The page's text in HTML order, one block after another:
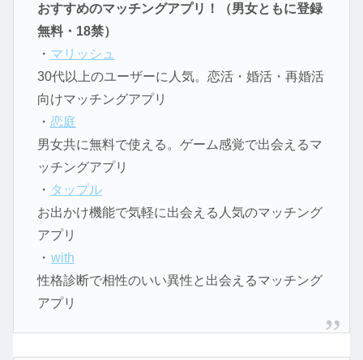
おすすめのマッチングアプリ！（男女ともに登録
無料・18禁）
・ マリッシュ
30代以上のユーザーに人気。恋活・婚活・再婚活
向けマッチングアプリ
・ 恋庭
男女共に無料で使える。ゲーム感覚で出会えるマ
ッチングアプリ
・ タップル
お出かけ機能で気軽に出会える人気のマッチング
アプリ
・ with
性格診断で相性のいい異性と出会えるマッチング
アプリ